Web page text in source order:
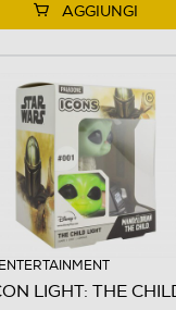
AGGIUNGI
LIGHT: THE